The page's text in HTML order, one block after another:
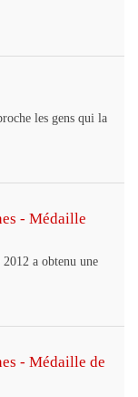
les gens qui la
- Médaille
a obtenu une
- Médaille de